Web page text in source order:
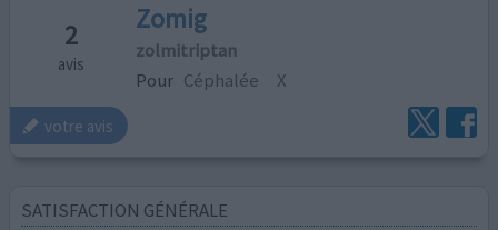
2
avis
Zomig
zolmitriptan
Pour Céphalée X
votre avis
SATISFACTION GÉNÉRALE